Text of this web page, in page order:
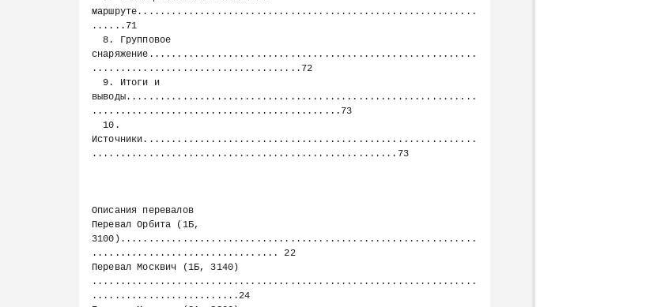
маршруте............................................................
......71
  8. Групповое
снаряжение..........................................................
.....................................72
  9. Итоги и
выводы..............................................................
............................................73
  10.
Источники...........................................................
......................................................73
Описания перевалов
Перевал Орбита (1Б,
3100)...............................................................
................................. 22
Перевал Москвич (1Б, 3140)
....................................................................
..........................24